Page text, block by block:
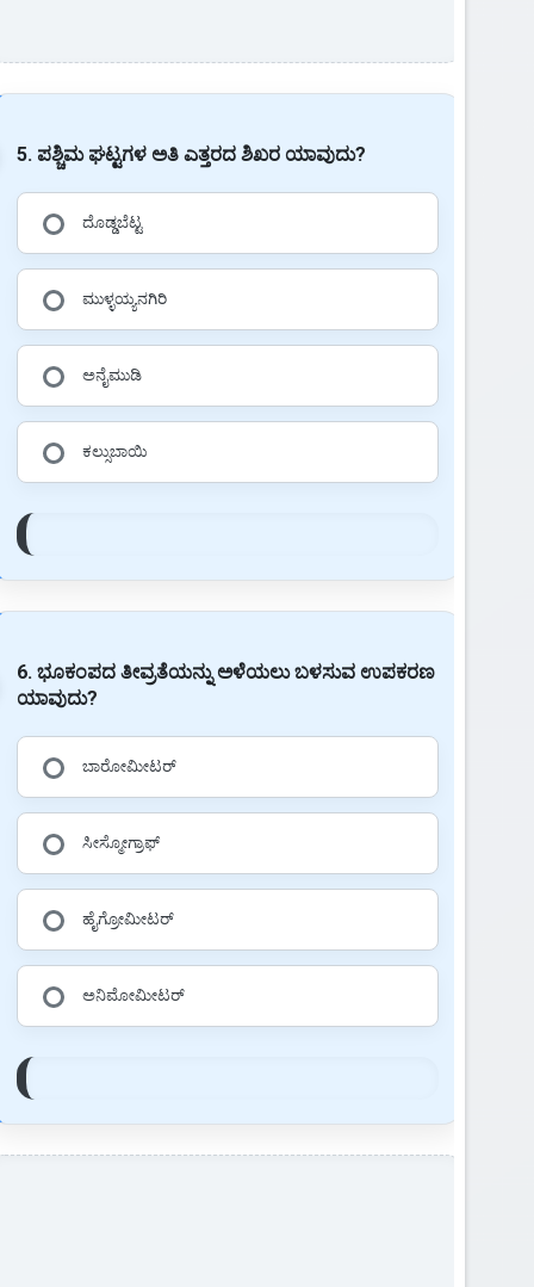
5. ಪಶ್ಚಿಮ ಘಟ್ಟಗಳ ಅತಿ ಎತ್ತರದ ಶಿಖರ ಯಾವುದು?
ದೊಡ್ಡಬೆಟ್ಟ
ಮುಳ್ಳಯ್ಯನಗಿರಿ
ಅನೈಮುಡಿ
ಕಲ್ಸುಬಾಯಿ
6. ಭೂಕಂಪದ ತೀವ್ರತೆಯನ್ನು ಅಳೆಯಲು ಬಳಸುವ ಉಪಕರಣ
ಯಾವುದು?
ಬಾರೋಮೀಟರ್
ಸೀಸ್ಮೋಗ್ರಾಫ್
ಹೈಗ್ರೋಮೀಟರ್
ಅನಿಮೋಮೀಟರ್